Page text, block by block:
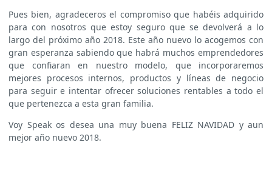
Pues bien, agradeceros el compromiso que habéis adquirido
para con nosotros que estoy seguro que se devolverá a lo
largo del próximo año 2018. Este año nuevo lo acogemos con
gran esperanza sabiendo que habrá muchos emprendedores
que confiaran en nuestro modelo, que incorporaremos
mejores procesos internos, productos y líneas de negocio
para seguir e intentar ofrecer soluciones rentables a todo el
que pertenezca a esta gran familia.
Voy Speak os desea una muy buena FELIZ NAVIDAD y aun
mejor año nuevo 2018.